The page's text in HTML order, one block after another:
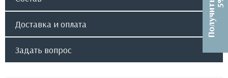
Доставка и оплата
Задать вопрос